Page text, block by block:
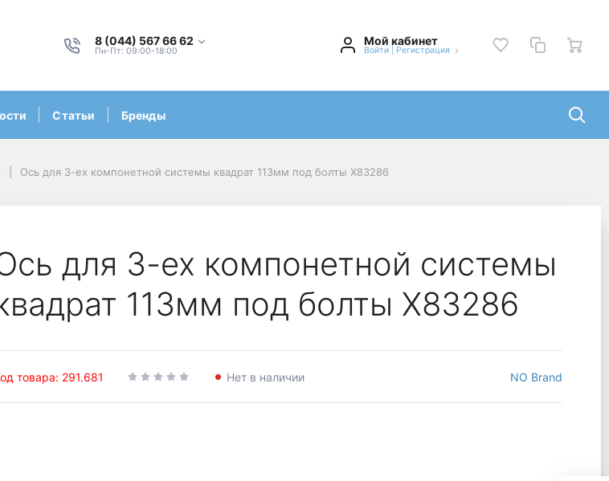
8 (044) 567 66 62
Пн-Пт: 09:00-18:00
Мой кабинет
Войти Регистрация
Статьи Бренды
Ось для 3-ех компонетной системы квадрат 113мм под болты Х83286
для 3-ех компонетной системы
113мм под болты Х83286
товара: 291.681 Нет в наличии NO Brand